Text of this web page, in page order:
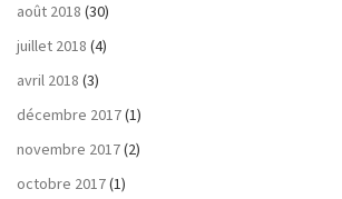
août 2018 (30)
juillet 2018 (4)
avril 2018 (3)
décembre 2017(1)
novembre 2017(2)
octobre 2017(1)